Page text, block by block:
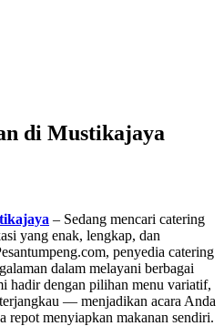
di Mustikajaya
– Sedang mencari catering
yang enak, lengkap, dan
penyedia catering
dalam melayani berbagai
hadir dengan pilihan menu variatif,
— menjadikan acara Anda
repot menyiapkan makanan sendiri.